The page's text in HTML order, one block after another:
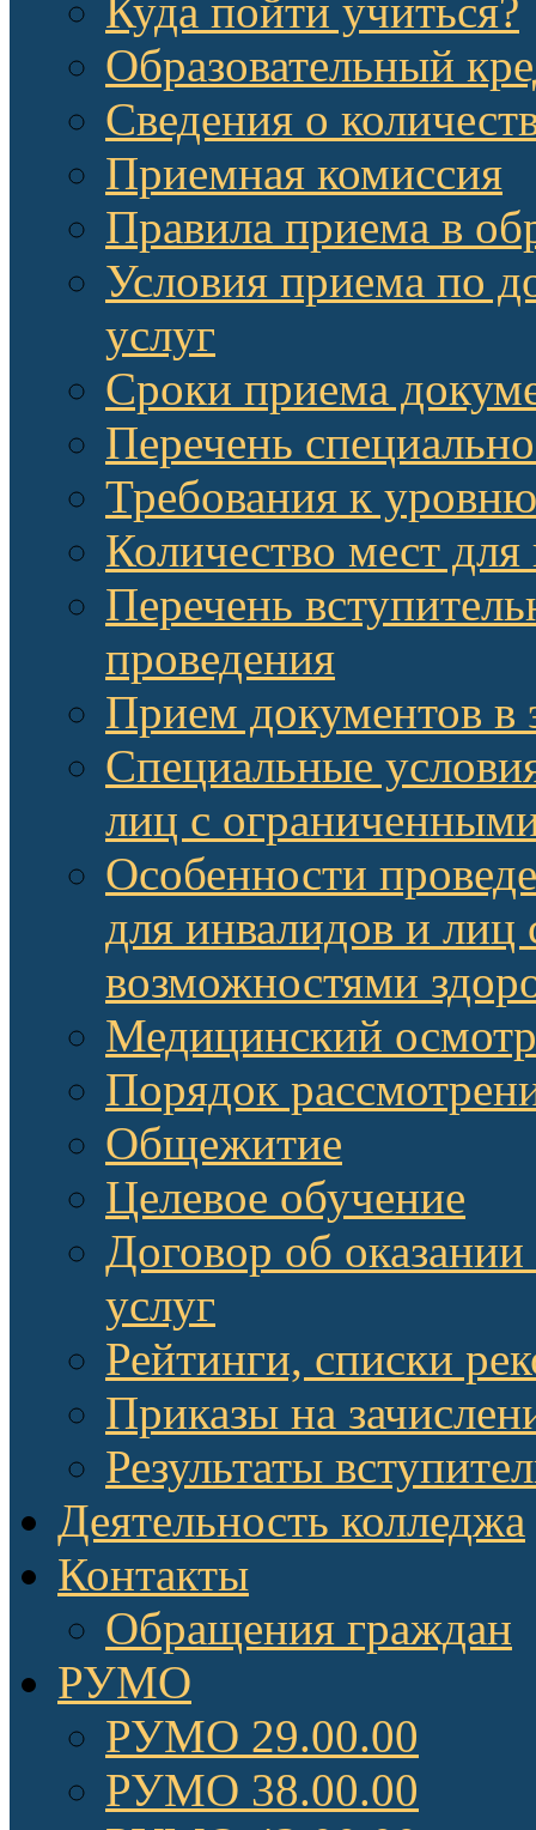
Куда пойти учиться?
Образовательный
Сведения о
Приемная комиссия
Правила приема в
Условия приема по
услуг
Сроки приема
Перечень
Требования к
Количество мест
Перечень
проведения
Прием документов в
Специальные
лиц с
Особенности
для инвалидов и
возможностями
Медицинский осмотр
Порядок
Общежитие
Целевое обучение
Договор об
услуг
Рейтинги, списки
Приказы на
Результаты
Деятельность колледжа
Контакты
Обращения граждан
РУМО
РУМО 29.00.00
РУМО 38.00.00